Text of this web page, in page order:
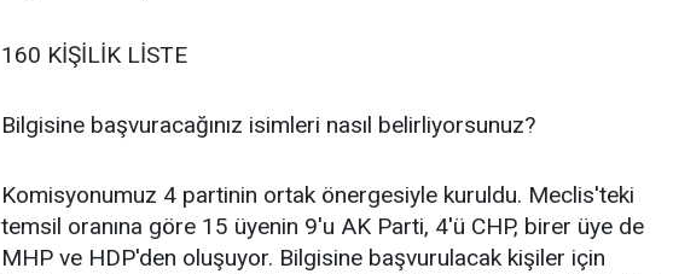
160 KİŞİLİK LİSTE
Bilgisine başvuracağınız isimleri nasıl belirliyorsunuz?
Komisyonumuz 4 partinin ortak önergesiyle kuruldu. Meclis'teki
temsil oranına göre 15 üyenin 9'u AK Parti, 4'ü CHP, birer üye de
MHP ve HDP'den oluşuyor. Bilgisine başvurulacak kişiler için